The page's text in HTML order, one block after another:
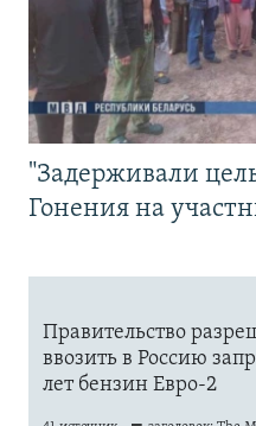
"Задерживали
Гонения на